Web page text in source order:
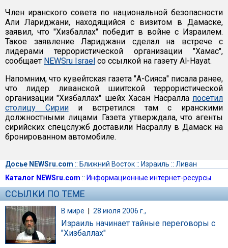
Член иранского совета по национальной безопасности
Али Лариджани, находящийся с визитом в Дамаске,
заявил, что "Хизбаллах" победит в войне с Израилем.
Такое заявление Лариджани сделал на встрече с
лидерами террористической организации "Хамас",
сообщает NEWSru Israel со ссылкой на газету Al-Hayat.
Напомним, что кувейтская газета "А-Сияса" писала ранее,
что лидер ливанской шиитской террористической
организации "Хизбаллах" шейх Хасан Насралла посетил
столицу Сириии встретился там с иранскими
должностными лицами. Газета утверждала, что агенты
сирийских спецслужб доставили Насраллу в Дамаск на
бронированном автомобиле.
Досье NEWSru.com :: Ближний Восток:: Израиль :: Ливан
Каталог NEWSru.com :: Информационные интернет-ресурсы
ССЫЛКИ ПО ТЕМЕ
В мире | 28 июля 2006 г.,
Израиль начинает тайные переговоры с
"Хизбаллах"